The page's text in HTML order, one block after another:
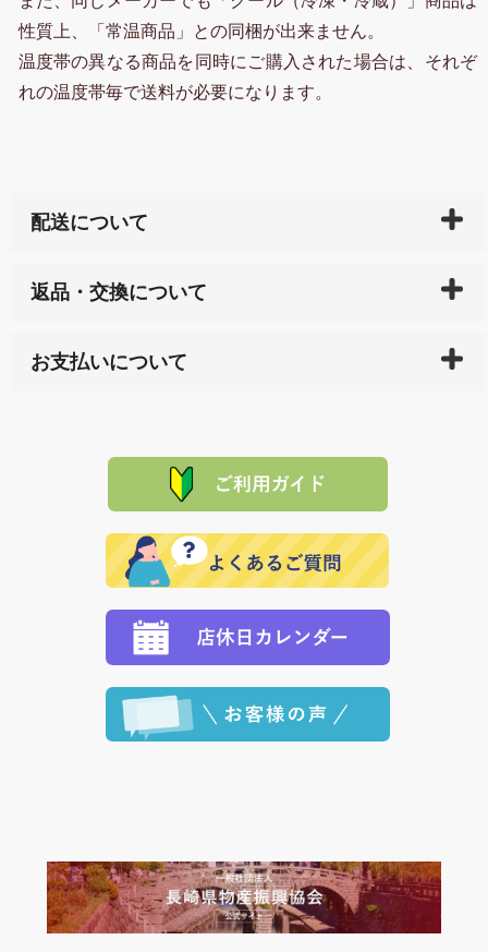
性質上、「常温商品」との同梱が出来ません。
温度帯の異なる商品を同時にご購入された場合は、それぞ
れの温度帯毎で送料が必要になります。
配送について
天ペイ」の方はご注文受付後）、 長崎県下全域に点在
サイト内で購入された商品の送料は、こちらの
全国送
れの生産メーカーからお客様の元へ直送いたしますの
で、 それぞれ個別に送料が必要になります。
返品・交換について
または配送途中の 事故などで不都合が生じている場合
品代金を返金いたします。）
その際は誠に申し訳ありませんが、当協会までご注文
願いいたします。
お支払いについて
た場合、お客様からの ご入金を確認した後で、商品を
定された場合は、準備出来次第の便にてお送りいたし
ます。 （到着日指定をされている場合は、ご指定の日
程に合わせてお届けいたします。）